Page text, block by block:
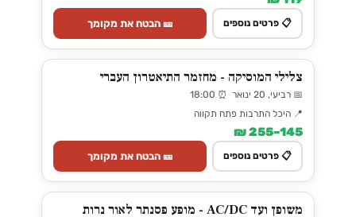
📋 פרטים נוספים 🎫 הבטח את מקומך
צלילי המוסיקה - מחזמר התיאטרון העברי
📅 רביעי, 20 ינואר ⏰ 18:00
📍 היכל התרבות פתח תקווה
145–255 ₪
📋 פרטים נוספים 🎫 הבטח את מקומך
משופן ועד AC/DC - מופע פסנתר לאור נרות